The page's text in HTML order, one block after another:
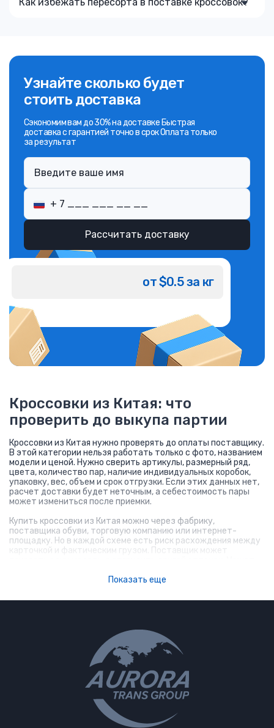
Как избежать пересорта в поставке кроссовок?
Узнайте сколько будет
стоить доставка
Сэкономим вам до 30% на доставке Быстрая
доставка с гарантией точно в срок Оплата только
за результат
Рассчитать доставку
от $0.5 за кг
Кроссовки из Китая: что
проверить до выкупа партии
Кроссовки из Китая нужно проверять до оплаты поставщику.
В этой категории нельзя работать только с фото, названием
модели и ценой. Нужно сверить артикулы, размерный ряд,
цвета, количество пар, наличие индивидуальных коробок,
упаковку, вес, объем и срок отгрузки. Если этих данных нет,
расчет доставки будет неточным, а себестоимость пары
может измениться после приемки.
Купить кроссовки из Китая можно через фабрику,
поставщика обуви, торговую компанию или интернет-
площадку. Но в каждой схеме есть риск расхождения между
карточкой и фактическим грузом. Поставщик может
коробки в объеме. Эти детали нужно выяснять до выкупа.
запросите таблицу размеров и спецификацию
проверьте артикулы, цвета и количество пар;
уточните наличие индивидуальных коробок;
получите вес и размер транспортных коробов;
согласуйте маркировку до отгрузки;
проверьте документы и описание товара;
рассчитайте доставку до оплаты поставщику.
Если поставщик указывает низкую цену, это не означает
Показать еще